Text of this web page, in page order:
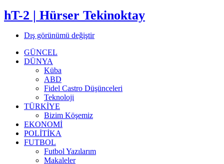
hT-2 | Hürser Tekinoktay
Dış görünümü değiştir
GÜNCEL
DÜNYA
Küba
ABD
Fidel Castro Düşünceleri
Teknoloji
TÜRKİYE
Bizim Köşemiz
EKONOMİ
POLİTİKA
FUTBOL
Futbol Yazılarım
Makaleler